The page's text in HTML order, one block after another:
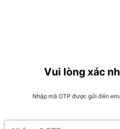
Vui lòng xác
Nhập mã OTP được gửi đến